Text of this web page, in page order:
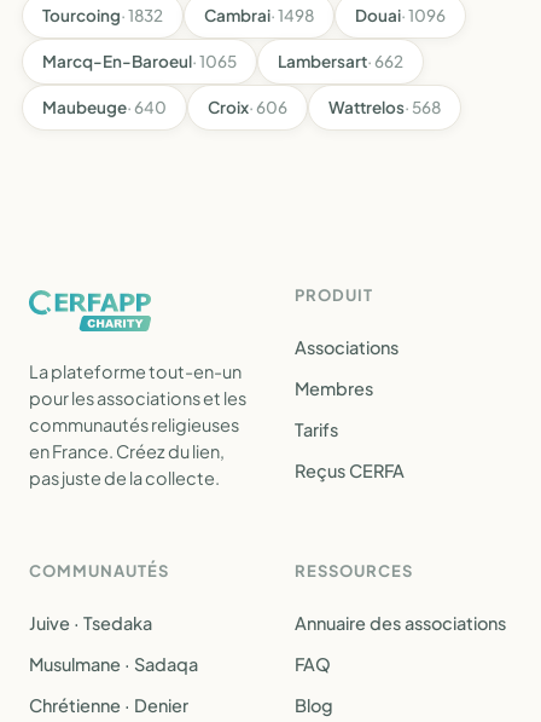
Tourcoing· 1832 Cambrai· 1498 Douai· 1096
Marcq-En-Baroeul· 1065 Lambersart· 662
Maubeuge· 640 Croix· 606 Wattrelos· 568
La plateforme tout-en-un
pour les associations et les
communautés religieuses
en France. Créez du lien,
pas juste de la collecte.
PRODUIT
Associations
Membres
Tarifs
Reçus CERFA
COMMUNAUTÉS
Juive · Tsedaka
Musulmane · Sadaqa
Chrétienne · Denier
RESSOURCES
Annuaire des associations
FAQ
Blog